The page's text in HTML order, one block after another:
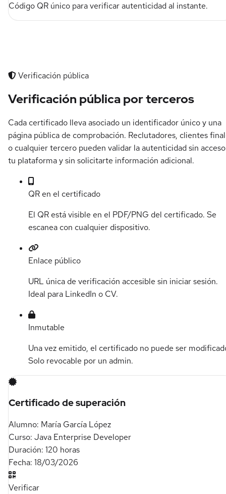
Código QR único para verificar autenticidad al instante.
Verificación pública
Verificación pública por terceros
Cada certificado lleva asociado un identificador único y una
página pública de comprobación. Reclutadores, clientes
o cualquier tercero pueden validar la autenticidad sin
tu plataforma y sin solicitarte información adicional.
QR en el certificado
El QR está visible en el PDF/PNG del certificado. Se
escanea con cualquier dispositivo.
Enlace público
URL única de verificación accesible sin iniciar sesión.
Ideal para LinkedIn o CV.
Inmutable
Una vez emitido, el certificado no puede ser
Solo revocable por un admin.
Certificado de superación
Alumno: María García López
Curso: Java Enterprise Developer
Duración: 120 horas
Fecha: 18/03/2026
Verificar